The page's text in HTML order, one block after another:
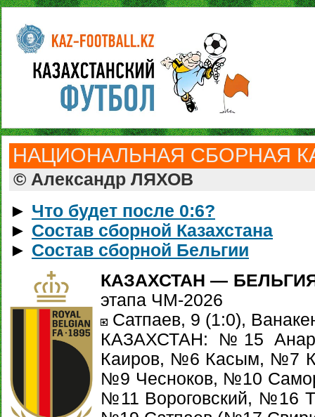
НАЦИОНАЛЬНАЯ СБОРНАЯ
© Александр ЛЯХОВ
► Что будет после 0:6?
► Состав сборной Казахстана
► Состав сборной Бельгии
КАЗАХСТАН — БЕЛЬГИЯ
этапа ЧМ-2026
Сатпаев, 9 (1:0),
КАЗАХСТАН: №15
Каиров, №6 Касым, №7
№9 Чесноков, №10
№11 Вороговский, №16